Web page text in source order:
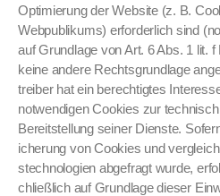
Opti­mierung der Web­site (z. B.
Webpub­likums) erforder­lich sind
auf Grund­lage von Art. 6 Abs. 1 lit.
keine andere Rechts­grund­lage
treiber hat ein berechtigtes
notwendi­gen Cook­ies zur
Bere­it­stel­lung sein­er Dien­ste.
icherung von Cook­ies und
stech­nolo­gien abge­fragt wurde,
chließlich auf Grund­lage dieser